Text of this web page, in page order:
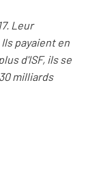
Leur
payaient en
d'ISF, ils se
milliards